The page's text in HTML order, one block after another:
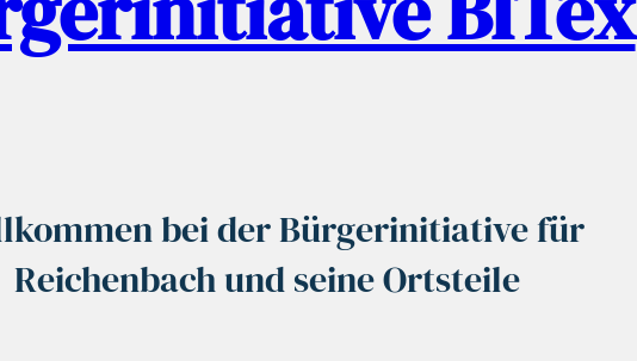
bei der Bürgerinitiative für
Reichenbach und seine Ortsteile